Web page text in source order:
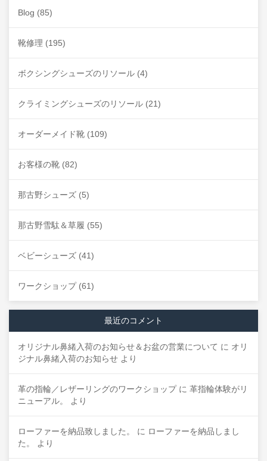
Blog (85)
靴修理 (195)
ボクシングシューズのリソール (4)
クライミングシューズのリソール (21)
オーダーメイド靴 (109)
お客様の靴 (82)
那古野シューズ (5)
那古野雪駄＆草履 (55)
ベビーシューズ (41)
ワークショップ(61)
最近のコメント
オリジナル鼻緒入荷のお知らせ＆お盆の営業について に オリ
ジナル鼻緒入荷のお知らせ より
革の指輪／レザーリングのワークショップに 革指輪体験がリ
ニューアル。
より
ローファーを納品致しました。 に ローファーを納品しまし
た。
より